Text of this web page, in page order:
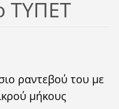
ΤΥΠΕΤ
ραντεβού του με
μήκους